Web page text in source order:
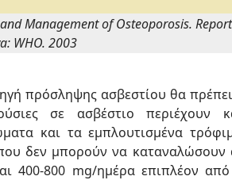
Management of Osteoporosis.
WHO. 2003
πρόσληψης ασβεστίου θα
σε ασβέστιο περιέχουν
και τα εμπλουτισμένα
δεν μπορούν να καταναλώσουν
400-800 mg/ημέρα επιπλέον